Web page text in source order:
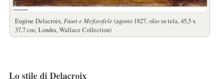
Eugène Delacroix, Faust e Mefistofele (agosto 1827; olio su tela, 45,5 x
37,7 cm; Londra, Wallace Collection)
Lo stile di Delacroix